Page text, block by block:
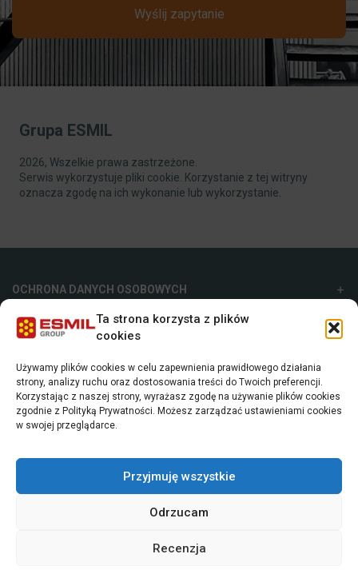
Ta strona korzysta z plików
cookies
Używamy plików cookies w celu zapewnienia prawidłowego działania
strony, analizy ruchu oraz dostosowania treści do Twoich preferencji.
Korzystając z naszej strony, wyrażasz zgodę na używanie plików cookies
zgodnie z Polityką Prywatności. Możesz zarządzać ustawieniami cookies
w swojej przeglądarce.
Przyjmuję wszystkie
Odrzucam
Recenzja
Wyślij zapytanie
Grupa ESMIL
2026, Wszelkie prawa zastrzeżone.
Serwis wykorzystuje pliki cookie. Korzystanie z tej witryny
oznacza zgodę na ich wykonanie lub wykorzystanie.
OCHRONA DANYCH OSOBOWYCH
ESMIL GROUP
ESMIL SP. Z O.O.
ul. Strefowa 9, 19-300, Ełk, Polska
+48 87 620 06 02